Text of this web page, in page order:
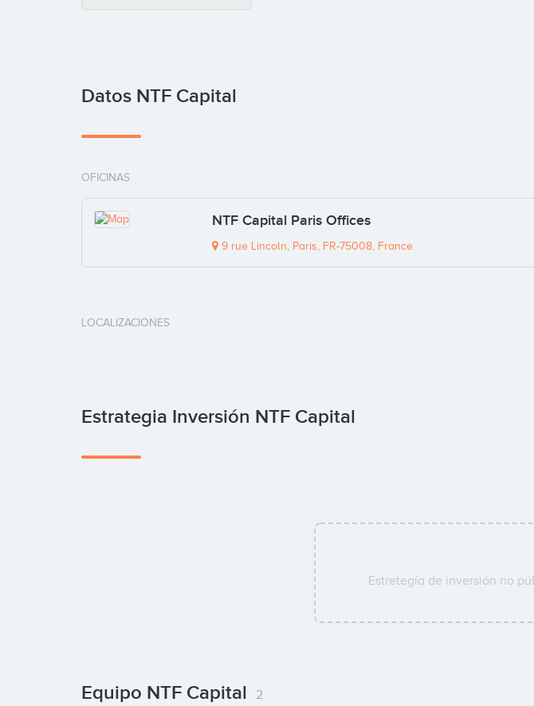
Datos NTF Capital
OFICINAS
NTF Capital Paris Offices
9 rue Lincoln, Paris, FR-75008, France
LOCALIZACIONES
Estrategia Inversión NTF Capital
Estretegía de inversión no
Equipo NTF Capital 2